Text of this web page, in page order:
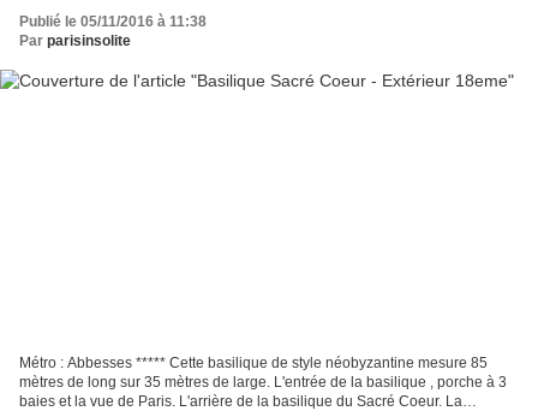
Publié le 05/11/2016 à 11:38
Par parisinsolite
Métro : Abbesses ***** Cette basilique de style néobyzantine mesure 85
mètres de long sur 35 mètres de large. L'entrée de la basilique , porche à 3
baies et la vue de Paris. L'arrière de la basilique du Sacré Coeur. La